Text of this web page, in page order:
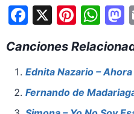
F
c
e
b
X Pi
er
e
st
W
at
s
A
Canciones
Ednita Nazario –
Fernando de